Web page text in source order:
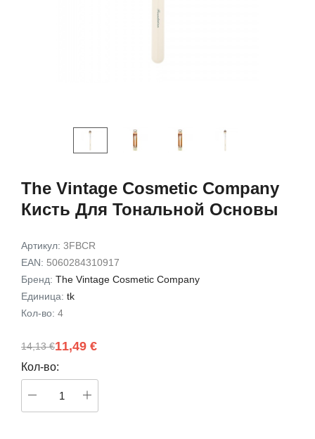
The Vintage Cosmetic Company
Кисть Для Тональной Основы
Артикул: 3FBCR
EAN: 5060284310917
Бренд: The Vintage Cosmetic Company
Единица: tk
Кол-во: 4
11,49 €
14,13 €
Кол-во: